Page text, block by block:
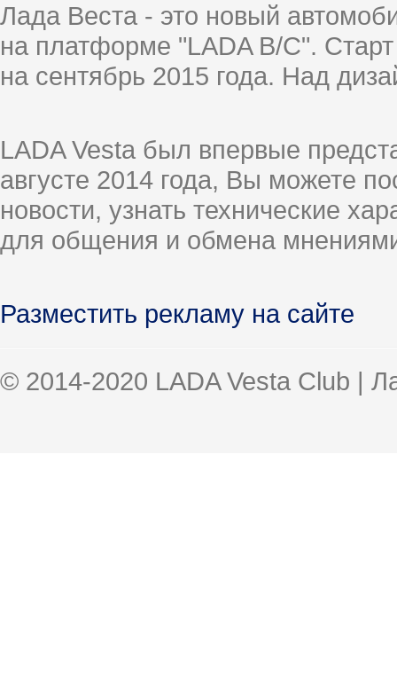
Лада Веста - это новый
на платформе "LADA B/C".
на сентябрь 2015 года. Над
LADA Vesta был впервые
августе 2014 года, Вы можете
новости, узнать технические
для общения и обмена
Разместить рекламу на сайте
© 2014-2020 LADA Vesta Club |